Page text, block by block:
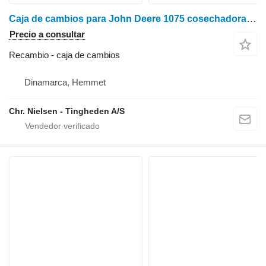
Caja de cambios para John Deere 1075 cosechadora de cereales
Precio a consultar
Recambio - caja de cambios
Dinamarca, Hemmet
Chr. Nielsen - Tingheden A/S